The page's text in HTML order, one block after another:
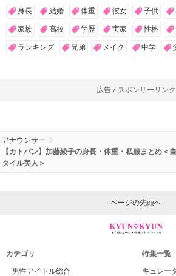
身長 結婚 体重 彼女 子供
家族 高校 学歴 実家 性格
ランキング 兄弟 メイク 中学
広告 / スポンサーリンク
アナウンサー
【カトパン】加藤綾子の身長・体重・私服まとめ＜
タイル美人＞
ページの先頭へ
カテゴリ
男性アイドル総合
特集一覧
キュレー